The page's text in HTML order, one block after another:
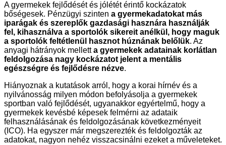
A gyermekek fejlődését és jólétét érintő kockázatok
bőségesek. Pénzügyi szinten a gyermekadatokat más
iparágak és szereplők gazdasági hasznára használják
fel, kihasználva a sportolók sikereit anélkül, hogy maguk
a sportolók feltétlenül hasznot húznának belőlük. Az
anyagi hátrányok melletta gyermekek adatainak korlátlan
feldolgozása nagy kockázatot jelent a mentális
egészségre és fejlődésre nézve.
Hiányoznak a kutatások arról, hogy a korai hírnév és a
nyilvánosság milyen módon befolyásolja a gyermekek
sportban való fejlődését, ugyanakkor egyértelmű, hogy a
gyermekek kevésbé képesek felmérni az adataik
felhasználásának és feldolgozásának következményeit
(ICO). Ha egyszer már megszerezték és feldolgozták az
adatokat, nagyon nehéz visszacsinálni ezeket a műveleteket.